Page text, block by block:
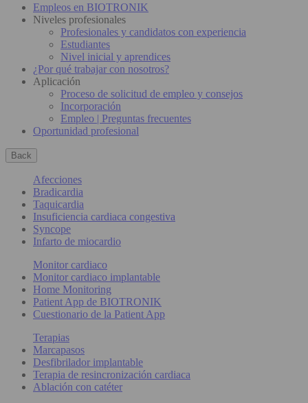
Empleos en BIOTRONIK
Niveles profesionales
Profesionales y candidatos con experiencia
Estudiantes
Nivel inicial y aprendices
¿Por qué trabajar con nosotros?
Aplicación
Proceso de solicitud de empleo y consejos
Incorporación
Empleo | Preguntas frecuentes
Oportunidad profesional
Back
Afecciones
Bradicardia
Taquicardia
Insuficiencia cardiaca congestiva
Syncope
Infarto de miocardio
Monitor cardiaco
Monitor cardiaco implantable
Home Monitoring
Patient App de BIOTRONIK
Cuestionario de la Patient App
Terapias
Marcapasos
Desfibrilador implantable
Terapia de resincronización cardiaca
Ablación con catéter